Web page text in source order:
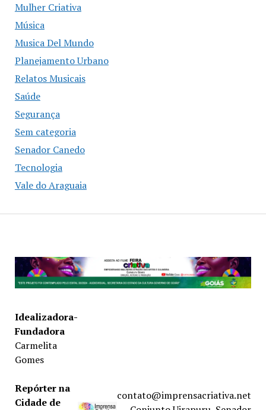
Mulher Criativa
Música
Musica Del Mundo
Planejamento Urbano
Relatos Musicais
Saúde
Segurança
Sem categoria
Senador Canedo
Tecnologia
Vale do Araguaia
Idealizadora-
Fundadora
Carmelita
Gomes
Repórter na
Cidade de
contato@imprensacriativa.net